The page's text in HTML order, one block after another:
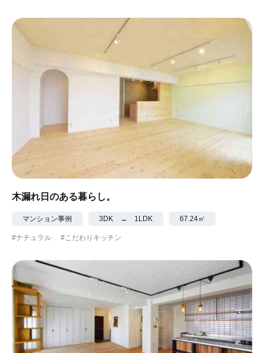
木漏れ日のある暮らし。
マンション事例 3DK → 1LDK 67.24㎡
#ナチュラル #こだわりキッチン